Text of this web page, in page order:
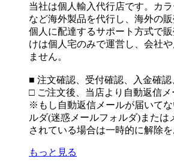
当社は個人輸入代行店です。カ
など海外製品を代行し、海外の
個人に配達するサポート方式で
けは個人宅のみで運営し、会社
ません。
■ 注文確認、受付確認、入金確
□ ご注文後、当店より自動返信メ
※もし自動返信メールが届いて
ルダ(迷惑メールフォルダ)または
されている場合は一時的に解除を
もっと見る